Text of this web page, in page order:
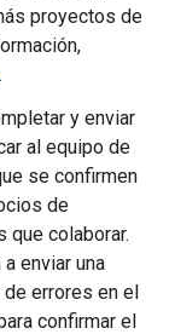
proyectos de
.
y enviar
al equipo de
se confirmen
de
que colaborar.
enviar una
errores en el
confirmar el